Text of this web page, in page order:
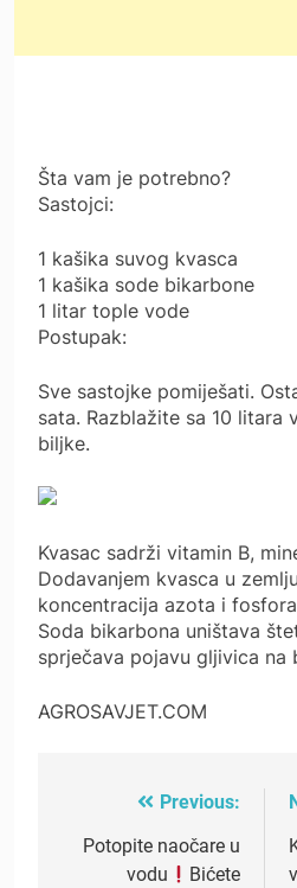
Šta vam je potrebno?
Sastojci:
1 kašika suvog kvasca
1 kašika sode bikarbone
1 litar tople vode
Postupak:
Sve sastojke pomiješati.
sata. Razblažite sa 10 litara
biljke.
Kvasac sadrži vitamin B,
Dodavanjem kvasca u
koncentracija azota i
Soda bikarbona uništava
sprječava pojavu gljivica na
AGROSAVJET.COM
navigation
Previous:
Potopite naočare u
vodu
Bićete